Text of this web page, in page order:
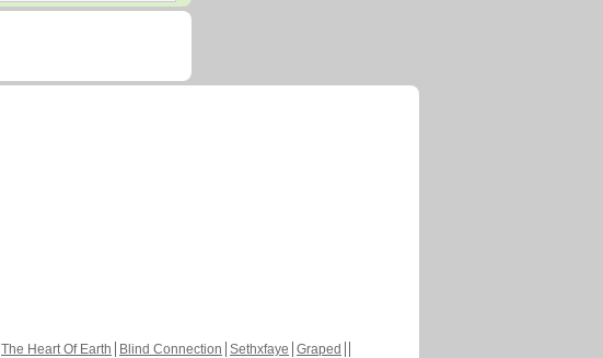
The Heart Of Earth Blind Connection Sethxfaye Graped